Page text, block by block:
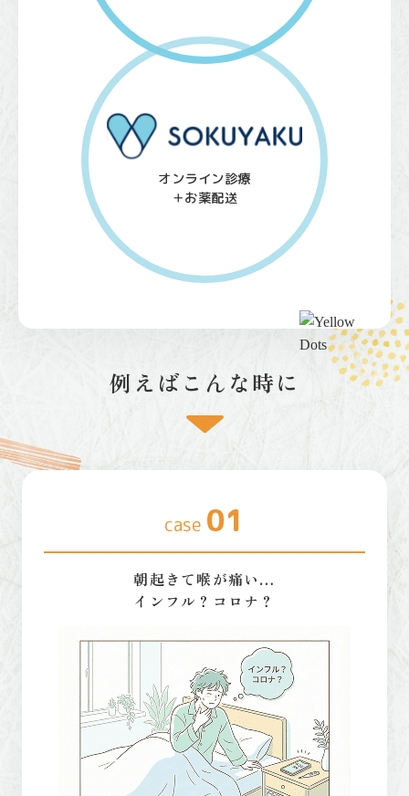
オンライン診療
＋お薬配送
例えばこんな時に
case 01
朝起きて喉が痛い…
インフル？コロナ？